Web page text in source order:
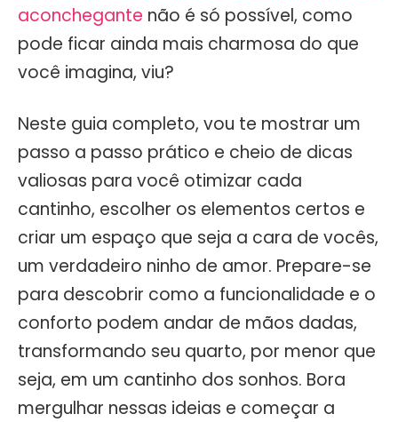
aconchegante não é só possível, como
pode ficar ainda mais charmosa do que
você imagina, viu?
Neste guia completo, vou te mostrar um
passo a passo prático e cheio de dicas
valiosas para você otimizar cada
cantinho, escolher os elementos certos e
criar um espaço que seja a cara de vocês,
um verdadeiro ninho de amor. Prepare-se
para descobrir como a funcionalidade e o
conforto podem andar de mãos dadas,
transformando seu quarto, por menor que
seja, em um cantinho dos sonhos. Bora
mergulhar nessas ideias e começar a